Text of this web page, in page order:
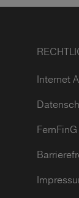
Internet
FernFinG